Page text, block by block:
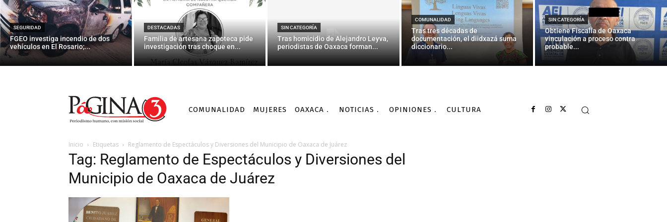
SEGURIDAD
FGEO investiga incendio de dos
vehículos en El Rosario;...
DESTACADAS
Familia de artesana zapoteca pide
investigación tras choque en...
SIN CATEGORÍA
Tras homicidio de Alejandro Leyva,
periodistas de Oaxaca forman...
COMUNALIDAD
Tras tres décadas de
documentación, el diidxazá suma
diccionario...
SIN CATEGORÍA
Obtiene Fiscalía de Oaxaca
vinculación a proceso contra
probable...
COMUNALIDAD MUJERES OAXACA NOTICIAS OPINIONES CULTURA
Inicio Etiquetas Reglamento de Espectáculos y Diversiones del Municipio de Oaxaca de Juárez
Tag: Reglamento de Espectáculos y Diversiones del
Municipio de Oaxaca de Juárez